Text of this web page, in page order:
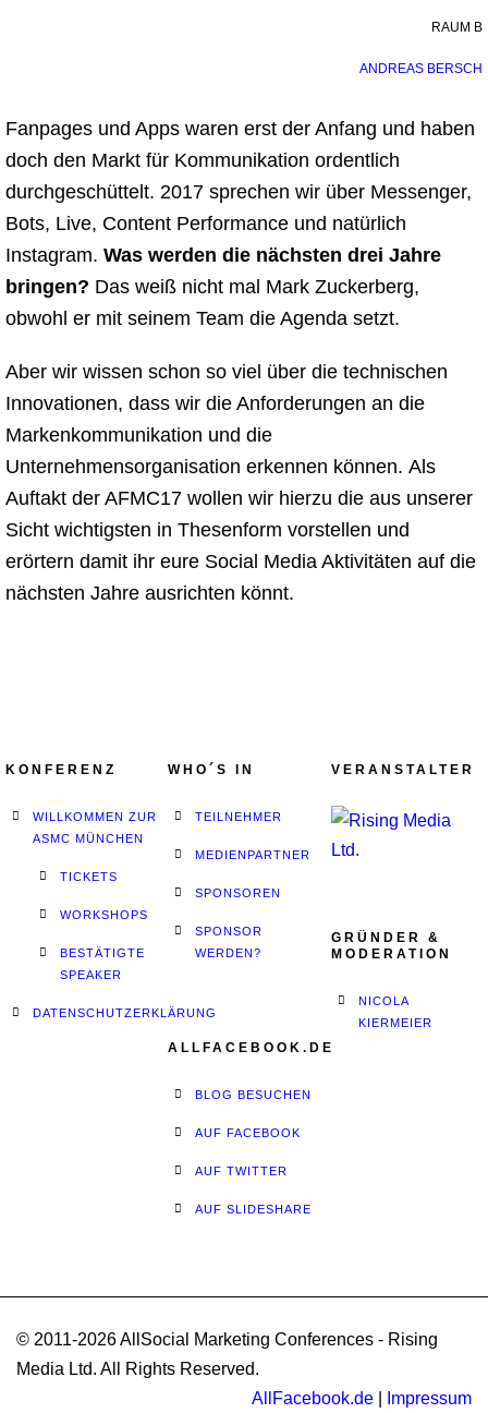
RAUM B
ANDREAS BERSCH
Fanpages und Apps waren erst der Anfang und haben
doch den Markt für Kommunikation ordentlich
durchgeschüttelt. 2017 sprechen wir über Messenger,
Bots, Live, Content Performance und natürlich
Instagram. Was werden die nächsten drei Jahre
bringen? Das weiß nicht mal Mark Zuckerberg,
obwohl er mit seinem Team die Agenda setzt.
Aber wir wissen schon so viel über die technischen
Innovationen, dass wir die Anforderungen an die
Markenkommunikation und die
Unternehmensorganisation erkennen können. Als
Auftakt der AFMC17 wollen wir hierzu die aus unserer
Sicht wichtigsten in Thesenform vorstellen und
erörtern damit ihr eure Social Media Aktivitäten auf die
nächsten Jahre ausrichten könnt.
KONFERENZ
WILLKOMMEN ZUR
ASMC MÜNCHEN
TICKETS
WORKSHOPS
BESTÄTIGTE
SPEAKER
DATENSCHUTZERKLÄRUNG
WHO´S IN
TEILNEHMER
MEDIENPARTNER
SPONSOREN
SPONSOR
WERDEN?
ALLFACEBOOK.DE
BLOG BESUCHEN
AUF FACEBOOK
AUF TWITTER
AUF SLIDESHARE
VERANSTALTER
GRÜNDER &
MODERATION
NICOLA
KIERMEIER
© 2011-2026 AllSocial Marketing Conferences - Rising
Media Ltd. All Rights Reserved.
AllFacebook.de
Impressum